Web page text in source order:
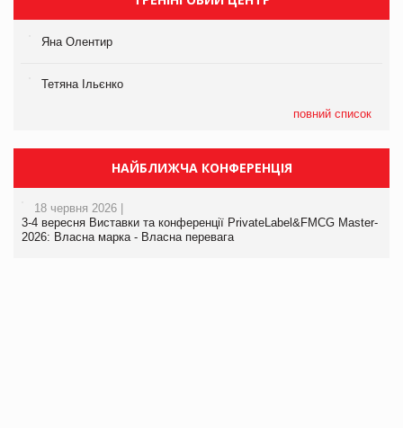
Яна Олентир
Тетяна Ільєнко
повний список
НАЙБЛИЖЧА КОНФЕРЕНЦІЯ
18 червня 2026 |
3-4 вересня Виставки та конференції PrivateLabel&FMCG Master-
2026: Власна марка - Власна перевага